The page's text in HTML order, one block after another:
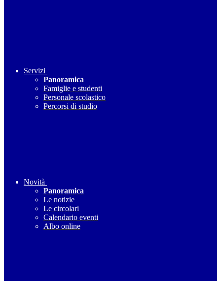
Servizi
Panoramica
Famiglie e studenti
Personale scolastico
Percorsi di studio
Novità
Panoramica
Le notizie
Le circolari
Calendario eventi
Albo online